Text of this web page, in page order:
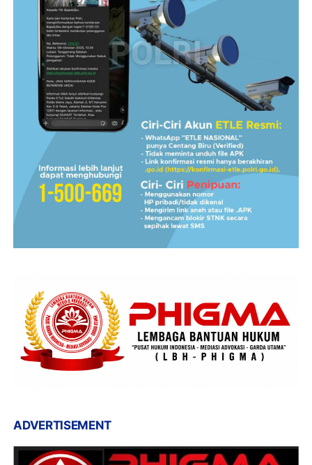
ADVERTISEMENT